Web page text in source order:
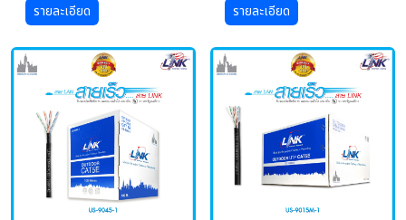
รายละเอียด
รายละเอียด